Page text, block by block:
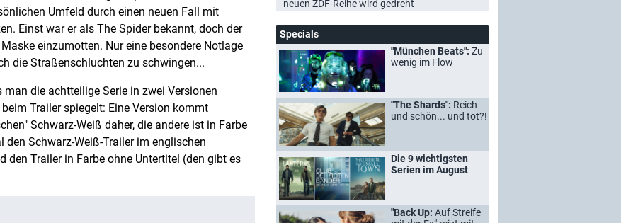
Umfeld durch einen neuen Fall mit
Einst war er als The Spider bekannt, doch der
einzumotten. Nur eine besondere Notlage
die Straßenschluchten zu schwingen...
die achtteilige Serie in zwei Versionen
Trailer spiegelt: Eine Version kommt
Schwarz-Weiß daher, die andere ist in Farbe
Schwarz-Weiß-Trailer im englischen
Trailer in Farbe ohne Untertitel (den gibt es
neuen ZDF-Reihe wird gedreht
Specials
"München Beats": Zu
wenig im Flow
"The Shards": Reich
und schön... und tot?!
Die 9 wichtigsten
Serien im August
"Back Up: Auf Streife